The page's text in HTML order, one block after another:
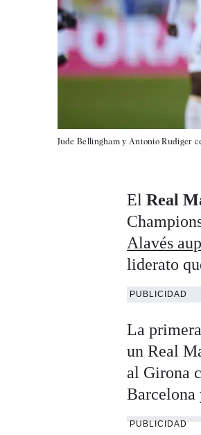
Jude Bellingham y Antonio Rudiger
ElReal
Alavés
liderato
PUBLICIDAD
La
un Real
al Girona
PUBLICIDAD